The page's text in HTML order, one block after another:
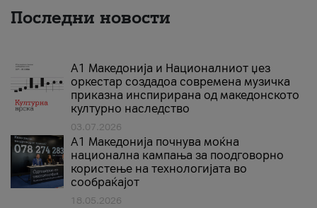
Последни новости
А1 Македонија и Националниот џез
оркестар создадоа современа музичка
приказна инспирирана од македонското
културно наследство
03.07.2026
A1 Македонија почнува моќна
национална кампања за поодговорно
користење на технологијата во
сообраќајот
18.05.2026